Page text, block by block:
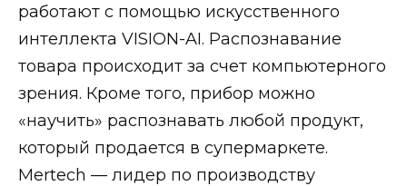
работают с помощью искусственного
интеллекта VISION-AI. Распознавание
товара происходит за счет компьютерного
зрения. Кроме того, прибор можно
«научить» распознавать любой продукт,
который продается в супермаркете.
Mertech — лидер по производству